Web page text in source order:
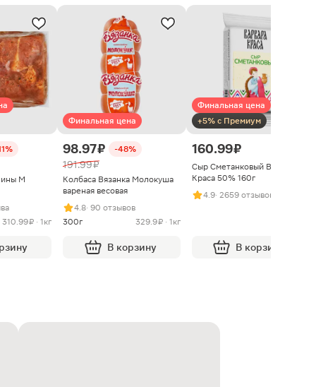
М
310.99 ₽ · 1кг
Финальная цена
98.97 ₽ -48%
191.99 ₽
Колбаса Вязанка Молокуша
вареная весовая
4.8· 90 отзывов
300г
329.9 ₽ · 1кг
В корзину
Финальная цена
+5% с Премиум
160.99 ₽
Сыр Сметанковый Варвара
Краса 50% 160г
4.9· 2659 отзывов
В корзину